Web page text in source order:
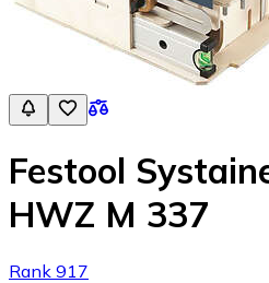
Festool
HWZ M 337
Rank 917